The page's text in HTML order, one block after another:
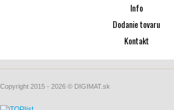
Info
Dodanie tovaru
Kontakt
Copyright 2015 - 2026 © DIGIMAT.sk